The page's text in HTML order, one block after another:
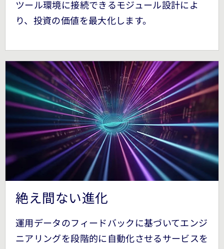
ツール環境に接続できるモジュール設計によ
り、投資の価値を最大化します。
絶え間ない進化
運用データのフィードバックに基づいてエンジ
ニアリングを段階的に自動化させるサービスを